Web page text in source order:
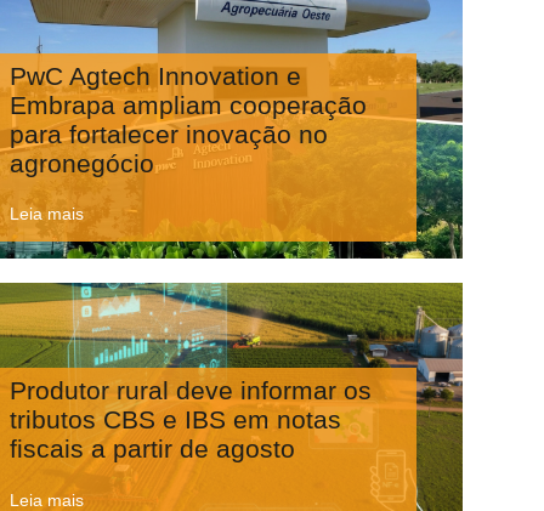
PwC Agtech Innovation e
Embrapa ampliam cooperação
para fortalecer inovação no
agronegócio
Leia mais
Produtor rural deve informar os
tributos CBS e IBS em notas
fiscais a partir de agosto
Leia mais